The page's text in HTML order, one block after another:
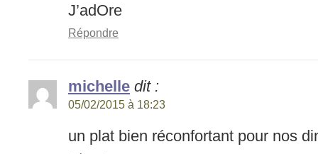
J’adOre
Répondre
michelle dit :
05/02/2015 à 18:23
un plat bien réconfortant pour nos